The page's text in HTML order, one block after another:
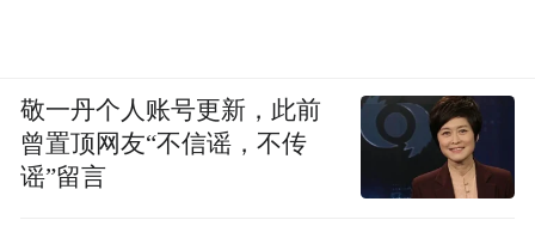
敬一丹个人账号更新，此前
曾置顶网友“不信谣，不传
谣”留言